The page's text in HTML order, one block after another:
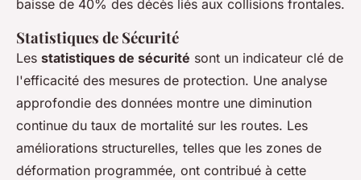
baisse de 40% des décès liés aux collisions frontales.
Statistiques de Sécurité
Les statistiques de sécurité sont un indicateur clé de
l'efficacité des mesures de protection. Une analyse
approfondie des données montre une diminution
continue du taux de mortalité sur les routes. Les
améliorations structurelles, telles que les zones de
déformation programmée, ont contribué à cette